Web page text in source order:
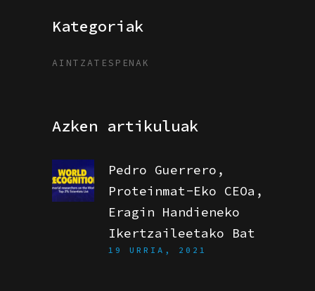
Kategoriak
AINTZATESPENAK
Azken artikuluak
Pedro Guerrero,
Proteinmat-Eko CEOa,
Eragin Handieneko
Ikertzaileetako Bat
19 URRIA, 2021